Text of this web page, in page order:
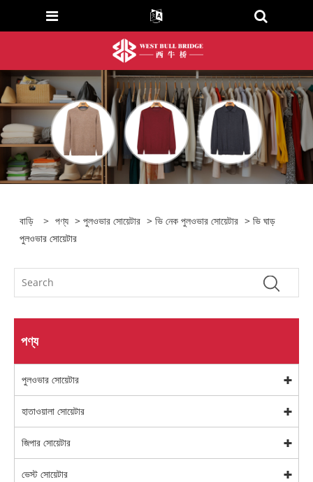
বাড়ি > পণ্য >পুলওভার সোয়েটার >ভি নেক পুলওভার সোয়েটার > ভি ঘাড়
পুলওভার সোয়েটার
পণ্য
পুলওভার সোয়েটার
হাতাওয়ালা সোয়েটার
জিপার সোয়েটার
ভেস্ট সোয়েটার